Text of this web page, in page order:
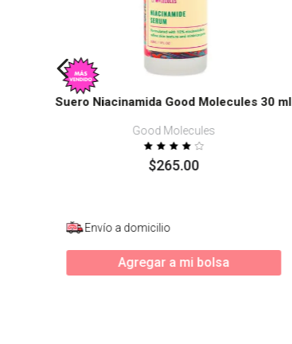
Suero Niacinamida Good Molecules 30 ml
Good Molecules
$265.00
Envío a domicilio
Agregar a mi bolsa